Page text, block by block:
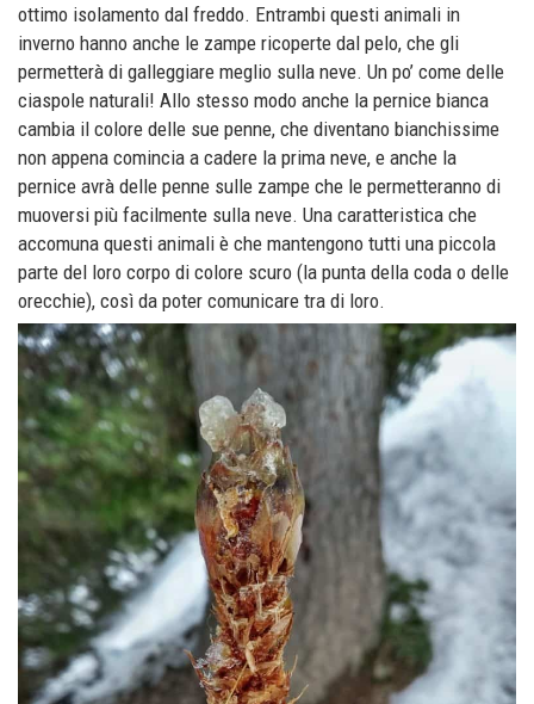
ottimo isolamento dal freddo. Entrambi questi animali in
inverno hanno anche le zampe ricoperte dal pelo, che gli
permetterà di galleggiare meglio sulla neve. Un po’ come delle
ciaspole naturali! Allo stesso modo anche la pernice bianca
cambia il colore delle sue penne, che diventano bianchissime
non appena comincia a cadere la prima neve, e anche la
pernice avrà delle penne sulle zampe che le permetteranno di
muoversi più facilmente sulla neve. Una caratteristica che
accomuna questi animali è che mantengono tutti una piccola
parte del loro corpo di colore scuro (la punta della coda o delle
orecchie), così da poter comunicare tra di loro.